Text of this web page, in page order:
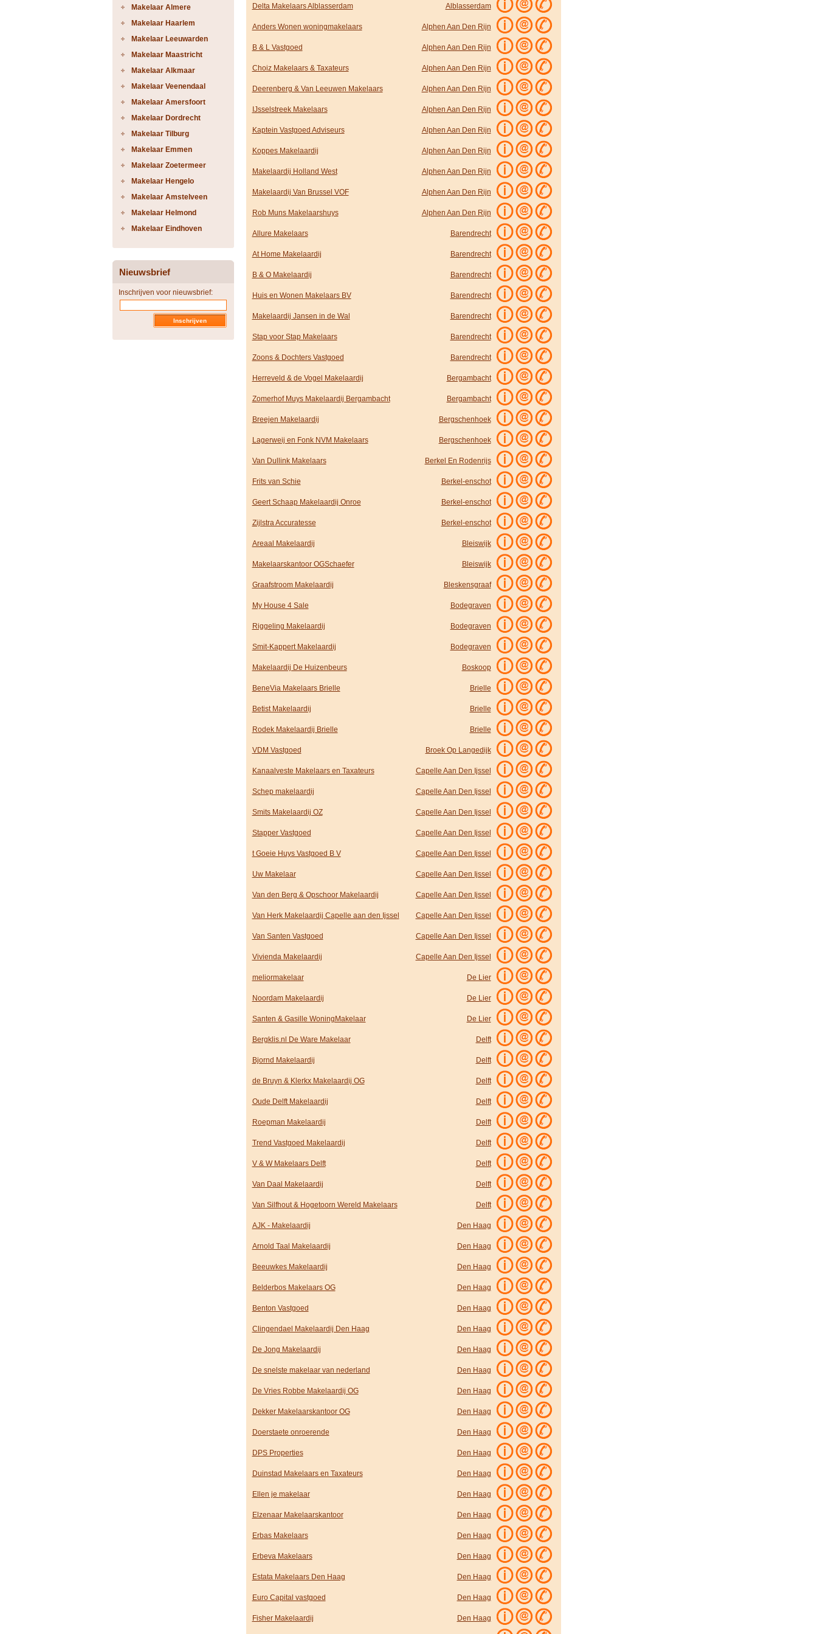
Makelaar Almere
Makelaar Haarlem
Makelaar Leeuwarden
Makelaar Maastricht
Makelaar Alkmaar
Makelaar Veenendaal
Makelaar Amersfoort
Makelaar Dordrecht
Makelaar Tilburg
Makelaar Emmen
Makelaar Zoetermeer
Makelaar Hengelo
Makelaar Amstelveen
Makelaar Helmond
Makelaar Eindhoven
Nieuwsbrief
Inschrijven voor nieuwsbrief:
Delta Makelaars Alblasserdam Alblasserdam
Anders Wonen woningmakelaars Alphen Aan Den Rijn
B & L Vastgoed Alphen Aan Den Rijn
Choiz Makelaars & Taxateurs Alphen Aan Den Rijn
Deerenberg & Van Leeuwen Makelaars Alphen Aan Den Rijn
IJsselstreek Makelaars Alphen Aan Den Rijn
Kaptein Vastgoed Adviseurs Alphen Aan Den Rijn
Koppes Makelaardij Alphen Aan Den Rijn
Makelaardij Holland West Alphen Aan Den Rijn
Makelaardij Van Brussel VOF Alphen Aan Den Rijn
Rob Muns Makelaarshuys Alphen Aan Den Rijn
Allure Makelaars Barendrecht
At Home Makelaardij Barendrecht
B & O Makelaardij Barendrecht
Huis en Wonen Makelaars BV Barendrecht
Makelaardij Jansen in de Wal Barendrecht
Stap voor Stap Makelaars Barendrecht
Zoons & Dochters Vastgoed Barendrecht
Herreveld & de Vogel Makelaardij Bergambacht
Zomerhof Muys Makelaardij Bergambacht Bergambacht
Breejen Makelaardij Bergschenhoek
Lagerweij en Fonk NVM Makelaars Bergschenhoek
Van Dullink Makelaars Berkel En Rodenrijs
Frits van Schie Berkel-enschot
Geert Schaap Makelaardij Onroe Berkel-enschot
Zijlstra Accuratesse Berkel-enschot
Areaal Makelaardij Bleiswijk
Makelaarskantoor OGSchaefer Bleiswijk
Graafstroom Makelaardij Bleskensgraaf
My House 4 Sale Bodegraven
Riggeling Makelaardij Bodegraven
Smit-Kappert Makelaardij Bodegraven
Makelaardij De Huizenbeurs Boskoop
BeneVia Makelaars Brielle Brielle
Betist Makelaardij Brielle
Rodek Makelaardij Brielle Brielle
VDM Vastgoed Broek Op Langedijk
Kanaalveste Makelaars en Taxateurs Capelle Aan Den Ijssel
Schep makelaardij Capelle Aan Den Ijssel
Smits Makelaardij OZ Capelle Aan Den Ijssel
Stapper Vastgoed Capelle Aan Den Ijssel
t Goeie Huys Vastgoed B V Capelle Aan Den Ijssel
Uw Makelaar Capelle Aan Den Ijssel
Van den Berg & Opschoor Makelaardij Capelle Aan Den Ijssel
Van Herk Makelaardij Capelle aan den Ijssel Capelle Aan Den Ijssel
Van Santen Vastgoed Capelle Aan Den Ijssel
Vivienda Makelaardij Capelle Aan Den Ijssel
meliormakelaar De Lier
Noordam Makelaardij De Lier
Santen & Gasille WoningMakelaar De Lier
Bergklis.nl De Ware Makelaar Delft
Bjornd Makelaardij Delft
de Bruyn & Klerkx Makelaardij OG Delft
Oude Delft Makelaardij Delft
Roepman Makelaardij Delft
Trend Vastgoed Makelaardij Delft
V & W Makelaars Delft Delft
Van Daal Makelaardij Delft
Van Silfhout & Hogetoorn Wereld Makelaars Delft
AJK - Makelaardij Den Haag
Arnold Taal Makelaardij Den Haag
Beeuwkes Makelaardij Den Haag
Belderbos Makelaars OG Den Haag
Benton Vastgoed Den Haag
Clingendael Makelaardij Den Haag Den Haag
De Jong Makelaardij Den Haag
De snelste makelaar van nederland Den Haag
De Vries Robbe Makelaardij OG Den Haag
Dekker Makelaarskantoor OG Den Haag
Doerstaete onroerende Den Haag
DPS Properties Den Haag
Duinstad Makelaars en Taxateurs Den Haag
Ellen je makelaar Den Haag
Elzenaar Makelaarskantoor Den Haag
Erbas Makelaars Den Haag
Erbeva Makelaars Den Haag
Estata Makelaars Den Haag Den Haag
Euro Capital vastgoed Den Haag
Fisher Makelaardij Den Haag